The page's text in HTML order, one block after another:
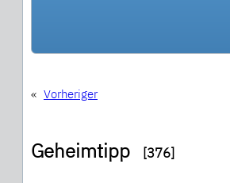
« Vorheriger
Geheimtipp [376]